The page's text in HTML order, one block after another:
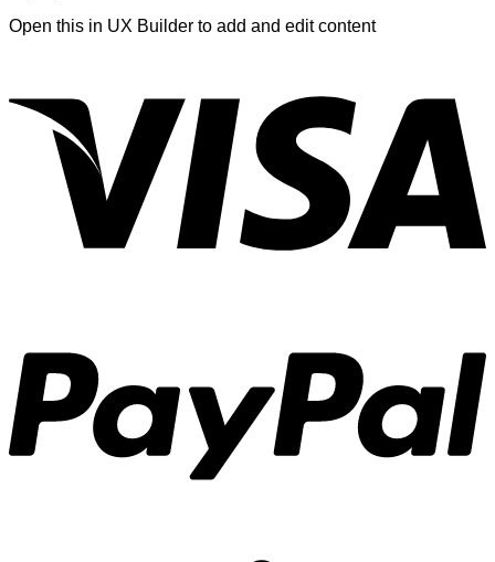
Open this in UX Builder to add and edit content